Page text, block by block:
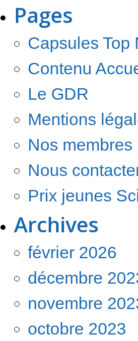
Pages
Capsules Top
Contenu
Le GDR
Mentions
Nos membres
Nous
Prix jeunes
Archives
février 2026
décembre
novembre
octobre 2023